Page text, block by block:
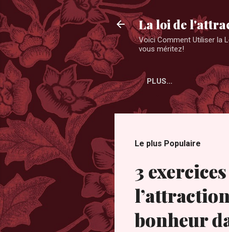
La loi de
Voici Comment Utiliser la
vous méritez!
PLUS…
Le plus Populaire
3
bonheur